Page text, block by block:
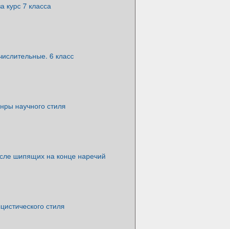
курс 7 класса
6 класс
научного стиля
шипящих на конце наречий
стиля